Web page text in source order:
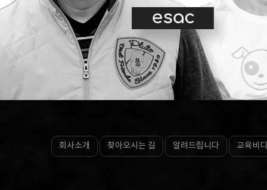
회사소개 찾아오시는 길 알려드립니다 교육비